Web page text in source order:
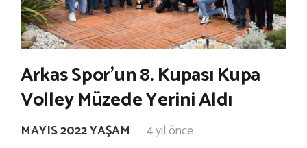
Arkas Spor’un 8. Kupası Kupa
Volley Müzede Yerini Aldı
MAYIS 2022 YAŞAM 4 yıl önce